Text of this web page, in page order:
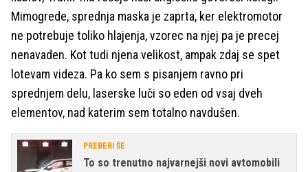
Mimogrede, sprednja maska je zaprta, ker elektromotor
ne potrebuje toliko hlajenja, vzorec na njej pa je precej
nenavaden. Kot tudi njena velikost, ampak zdaj se spet
lotevam videza. Pa ko sem s pisanjem ravno pri
sprednjem delu, laserske luči so eden od vsaj dveh
elementov, nad katerim sem totalno navdušen.
PREBERI ŠE
To so trenutno najvarnejši novi avtomobili